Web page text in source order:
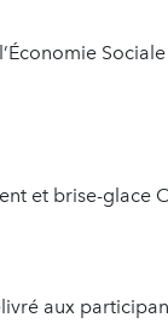
et brise-glace
aux